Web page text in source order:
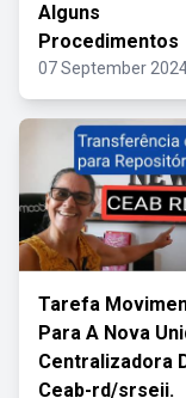
Alguns
Procedimentos
07 September
Tarefa
Para A Nova
Centralizadora
Ceab-rd/srseii.